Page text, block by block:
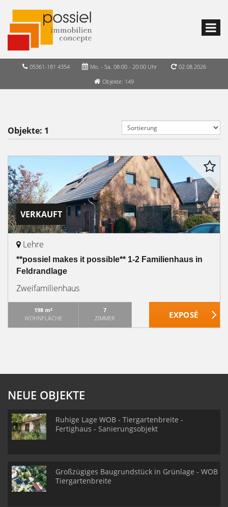
05361-181 4354 Mo. - Sa. 08:00 - 20:00 Uhr
02.08.2026
Objekte: 149
Objekte: 1
VERKAUFT
Lehre
**possiel makes it possible** 1-2 Familienhaus in
Feldrandlage
Zweifamilienhaus
198 m²
WOHNFLÄCHE
7
ZIMMER
NEUE OBJEKTE
Ruhige Lage WOB - Tiergartenbreite -
Fertighaus - Sanierungsobjekt
Großzügiges Baugrundstück in Grünlage - WOB
Tiergartenbreite